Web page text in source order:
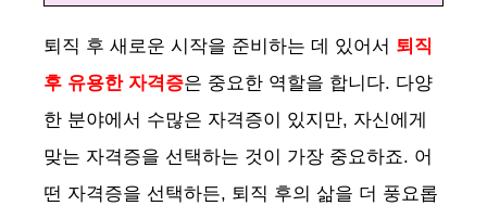
퇴직 후 새로운 시작을 준비하는 데 있어서 퇴직
후 유용한 자격증은 중요한 역할을 합니다. 다양
한 분야에서 수많은 자격증이 있지만, 자신에게
맞는 자격증을 선택하는 것이 가장 중요하죠. 어
떤 자격증을 선택하든, 퇴직 후의 삶을 더 풍요롭